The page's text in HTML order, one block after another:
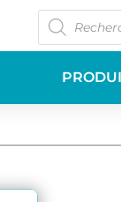
Recherche
de
produits